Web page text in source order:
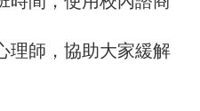
理師，協助大家緩解